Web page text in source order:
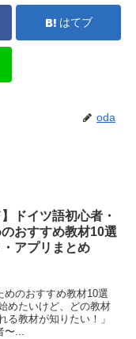
はてブ
oda
】ドイツ語初心者・
おすすめ教材10選
アプリまとめ
めのおすすめ教材10選
めたいけど、どの教材
る教材が知りたい！」
〜...